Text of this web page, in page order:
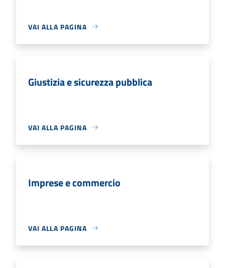
VAI ALLA PAGINA
Giustizia e sicurezza pubblica
VAI ALLA PAGINA
Imprese e commercio
VAI ALLA PAGINA